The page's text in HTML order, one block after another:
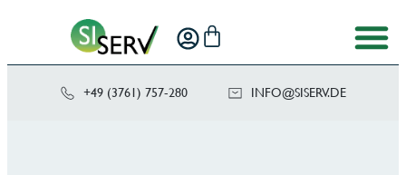
+49 (3761) 757-280 ED.VRE
SIS@OF
NI